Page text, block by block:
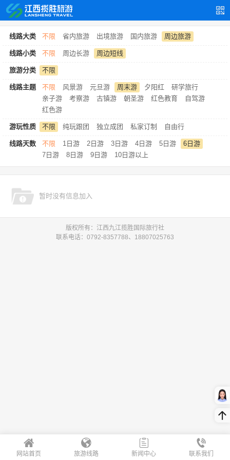
线路大类 不限 省内旅游 出境旅游 国内旅游 周边旅游
线路小类 不限 周边长游 周边短线
旅游分类 不限
线路主题 不限 风景游 元旦游 周末游 夕阳红
研学旅行
亲子游
考察游 古镇游 朝圣游 红色教育
自驾游
红色游
游玩性质 不限 纯玩跟团 独立成团 私家订制 自由行
线路天数 不限 1日游 2日游 3日游 4日游 5日游
6日游
7日游
8日游 9日游 10日游以上
暂时没有信息加入
版权所有：江西九江揽胜国际旅行社
联系电话：0792-8357788、18807025763
网站首页 旅游线路 新闻中心 联系我们